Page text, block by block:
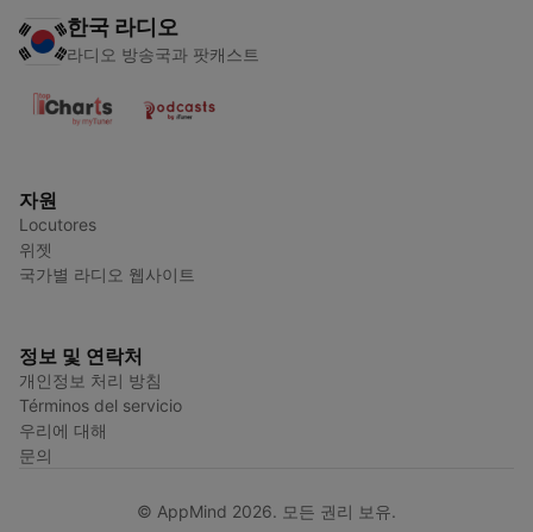
한국 라디오
라디오 방송국과 팟캐스트
자원
Locutores
위젯
국가별 라디오 웹사이트
정보 및 연락처
개인정보 처리 방침
Términos del servicio
우리에 대해
문의
© AppMind 2026. 모든 권리 보유.